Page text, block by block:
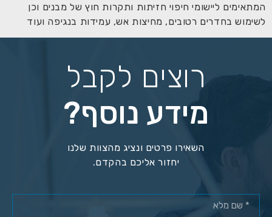
המתאימים ליישומי חיפוי חזיתות ותקרות חוץ של מבנים וכן
לשימוש בחדרים רטובים, מחיצות אש, עמידות בנגיפה ועוד
רוצים לקבל
מידע נוסף?
השאירו פרטים ונציג מהצוות שלנו
יחזור אליכם בהקדם.